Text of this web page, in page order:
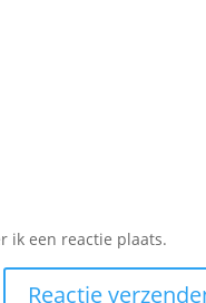
ik een reactie plaats.